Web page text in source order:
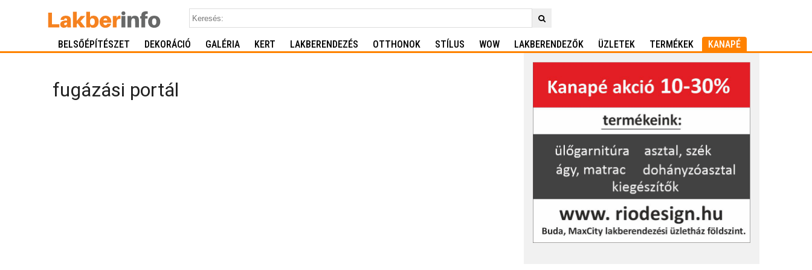
BELSŐÉPÍTÉSZET DEKORÁCIÓ GALÉRIA KERT LAKBERENDEZÉS OTTHONOK STÍLUS WOW LAKBERENDEZŐK ÜZLETEK TERMÉKEK KANAPÉ
fugázási portál